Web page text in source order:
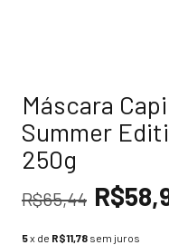
Máscara
Summer
250g
R$65,44
5x de R$11,78 sem juros